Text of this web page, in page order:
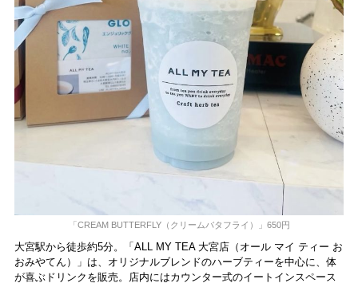
「CREAM BUTTERFLY（クリームバタフライ）」650円
大宮駅から徒歩約5分。「ALL MY TEA 大宮店（オール マイ ティー お
おみやてん）」は、オリジナルブレンドのハーブティーを中心に、体
が喜ぶドリンクを販売。店内にはカウンター式のイートインスペース